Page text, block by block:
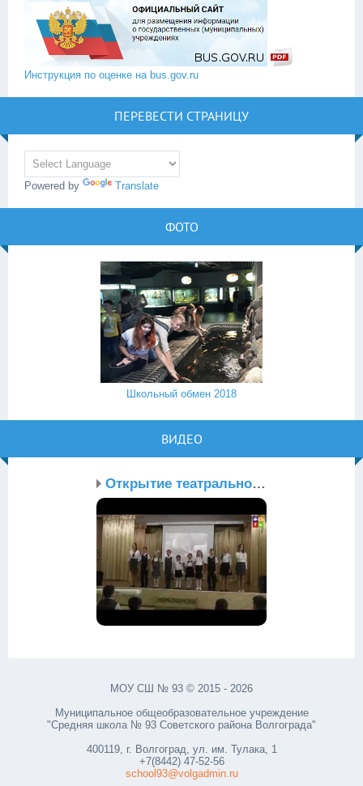
Инструкция по оценке на bus.gov.ru
ПЕРЕВЕСТИ СТРАНИЦУ
Powered by Translate
ФОТО
Школьный обмен 2018
ВИДЕО
Открытие театрально-кон...
МОУ СШ № 93 © 2015 - 2026
Муниципальное общеобразовательное учреждение
"Средняя школа № 93 Советского района Волгограда"
400119, г. Волгоград, ул. им. Тулака, 1
+7(8442) 47-52-56
school93@volgadmin.ru